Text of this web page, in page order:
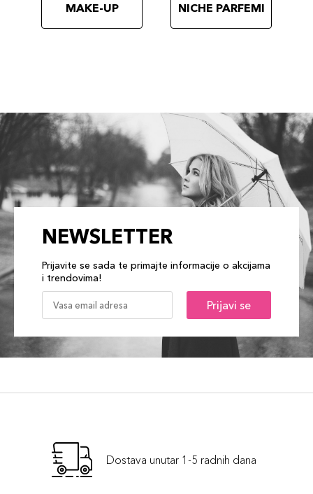
MAKE-UP NICHE PARFEMI
NEWSLETTER
Prijavite se sada te primajte informacije o akcijama
i trendovima!
Prijavi se
Dostava unutar 1-5 radnih dana